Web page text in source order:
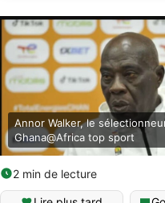
Annor Walker, le
Ghana@Africa top sport
2 min de lecture